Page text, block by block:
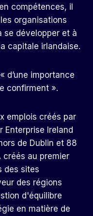
compétences, il
organisations
développer et à
capitale irlandaise.
d’une importance
confirment ».
emplois créés par
Enterprise Ireland
de Dublin et 88
créés au premier
des sites
des régions
d'équilibre
en matière de